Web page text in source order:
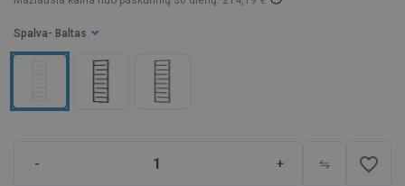
Spalva - Baltas
- + favorite_border